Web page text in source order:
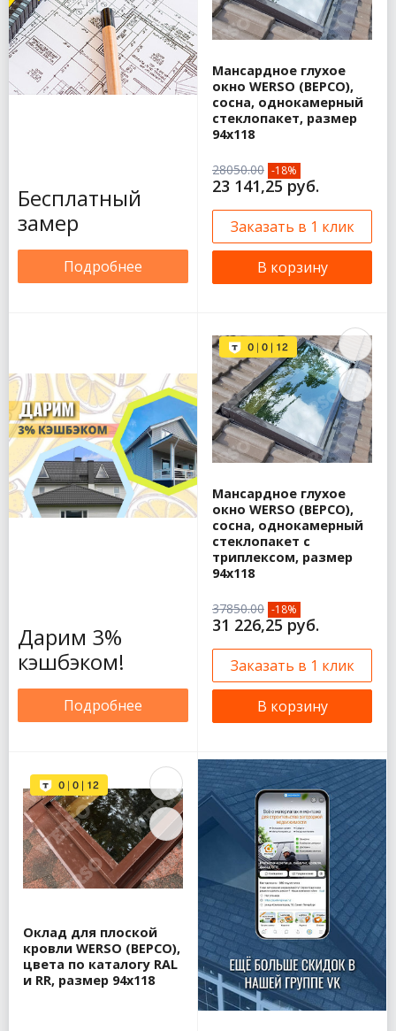
Бесплатный
замер
Подробнее
Мансардное глухое
окно WERSO (ВЕРСО),
сосна, однокамерный
стеклопакет, размер
94х118
28050.00 -18%
23 141,25 руб.
Заказать в 1 клик
В корзину
Дарим 3%
кэшбэком!
Подробнее
Мансардное глухое
окно WERSO (ВЕРСО),
сосна, однокамерный
стеклопакет с
триплексом, размер
94х118
37850.00 -18%
31 226,25 руб.
Заказать в 1 клик
В корзину
Оклад для плоской
кровли WERSO (ВЕРСО),
цвета по каталогу RAL
и RR, размер 94х118